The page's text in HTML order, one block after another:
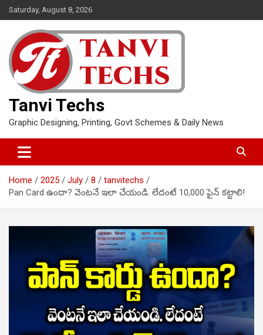
Skip
to
content
Saturday, August 8, 2026
Tanvi Techs
Graphic Designing, Printing, Govt Schemes & Daily News
Home 2025 July 8
tanvitechs
Pan Card ఉందా? వెంటనే ఇలా చేయండి. లేదంటే 10,000 ఫైన్ కట్టాలి!